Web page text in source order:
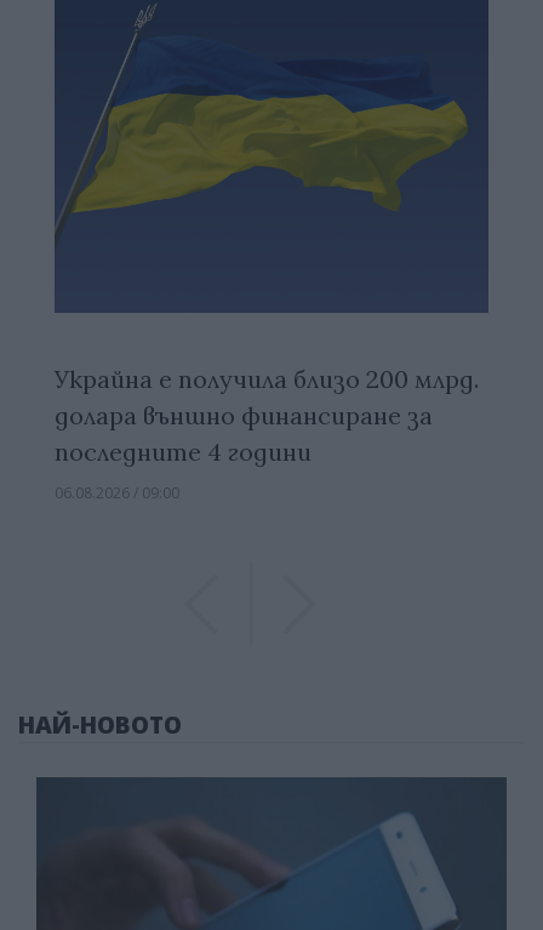
Украйна е получила близо 200 млрд.
долара външно финансиране за
последните 4 години
06.08.2026 / 09:00
НАЙ-НОВОТО